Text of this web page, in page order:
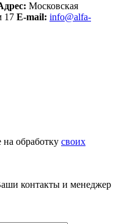
Московская
17 E-mail: info@alfa-
обработку своих
контакты и менеджер